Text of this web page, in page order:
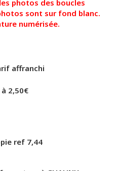
photos des boucles
sont sur fond blanc.
numérisée.
affranchi
2,50€
ref 7,44